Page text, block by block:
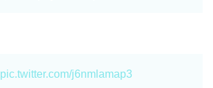
pic.twitter.com/j6nmlamap3